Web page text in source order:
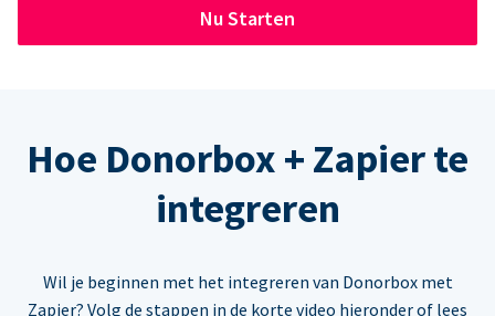
Nu Starten
Hoe Donorbox + Zapier te
integreren
Wil je beginnen met het integreren van Donorbox met
Zapier? Volg de stappen in de korte video hieronder of lees